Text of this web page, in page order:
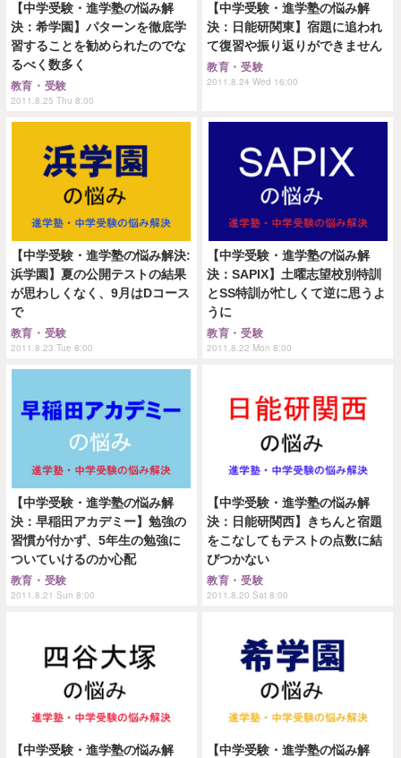
【中学受験・進学塾の悩み解
決：希学園】パターンを徹底学
習することを勧められたのでな
るべく数多く
教育・受験
2011.8.25 Thu 8:00
【中学受験・進学塾の悩み解
決：日能研関東】宿題に追われ
て復習や振り返りができません
教育・受験
2011.8.24 Wed 16:00
【中学受験・進学塾の悩み解決:
浜学園】夏の公開テストの結果
が思わしくなく、9月はDコース
で
教育・受験
2011.8.23 Tue 8:00
【中学受験・進学塾の悩み解
決：SAPIX】土曜志望校別特訓
とSS特訓が忙しくて逆に思うよ
うに
教育・受験
2011.8.22 Mon 8:00
【中学受験・進学塾の悩み解
決：早稲田アカデミー】勉強の
習慣が付かず、5年生の勉強に
ついていけるのか心配
教育・受験
2011.8.21 Sun 8:00
【中学受験・進学塾の悩み解
決：日能研関西】きちんと宿題
をこなしてもテストの点数に結
びつかない
教育・受験
2011.8.20 Sat 8:00
【中学受験・進学塾の悩み解
【中学受験・進学塾の悩み解